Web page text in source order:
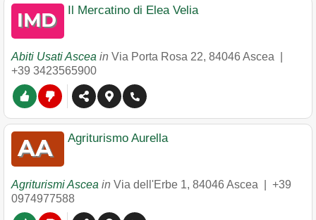
Il Mercatino di Elea Velia
Abiti Usati Ascea in Via Porta Rosa 22, 84046 Ascea
+39 3423565900
Agriturismo Aurella
Agriturismi Ascea in Via dell'Erbe 1, 84046 Ascea
+39
0974977588